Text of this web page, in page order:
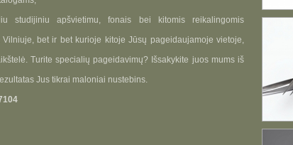
studijiniu apšvietimu, fonais bei kitomis reikalingomis
bet ir bet kurioje kitoje Jūsų pageidaujamoje vietoje,
Turite specialių pageidavimų? Išsakykite juos mums iš
Jus tikrai maloniai nustebins.